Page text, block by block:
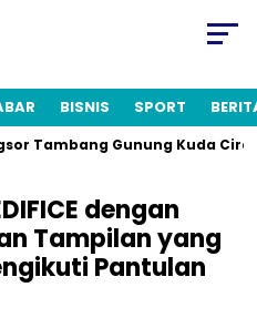
BISNIS SPORT
Tambang Gunung Kuda
dengan
Tampilan yang
Pantulan